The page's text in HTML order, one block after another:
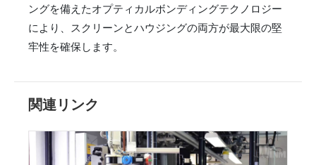
ングを備えたオプティカルボンディングテクノロジー
により、スクリーンとハウジングの両方が最大限の堅
牢性を確保します。
関連リンク